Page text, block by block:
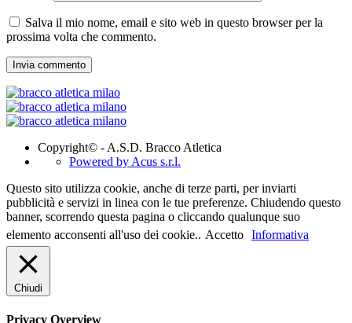
Salva il mio nome, email e sito web in questo browser per la
prossima volta che commento.
Copyright© - A.S.D. Bracco Atletica
Powered by Acus s.r.l.
Questo sito utilizza cookie, anche di terze parti, per inviarti
pubblicità e servizi in linea con le tue preferenze. Chiudendo questo
banner, scorrendo questa pagina o cliccando qualunque suo
elemento acconsenti all'uso dei cookie.. Accetto Informativa
Chiudi
Privacy Overview